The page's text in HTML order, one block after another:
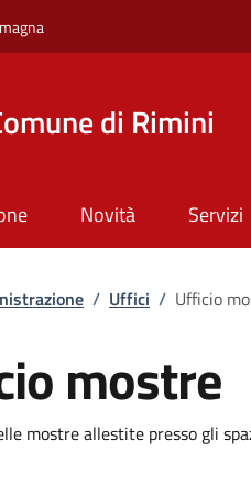
di Rimini
Novità Servizi
di pane
/ Uffici / Ufficio
mostre
mostre allestite presso gli